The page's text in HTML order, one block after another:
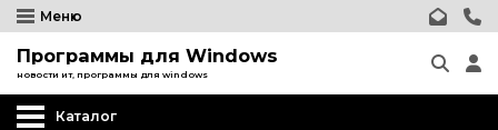
Меню
Программы для Windows
новости ит, программы для windows
Каталог